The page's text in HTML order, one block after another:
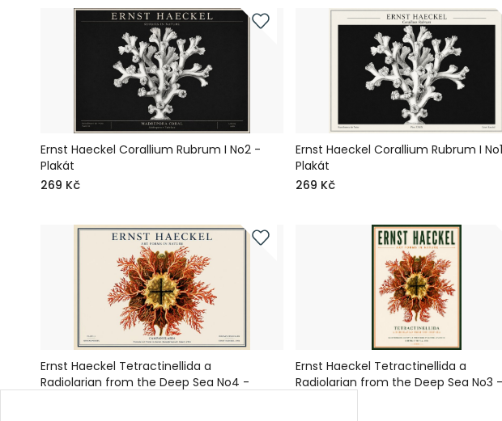
Ernst Haeckel Corallium Rubrum I No2 -
Plakát
269 Kč
Ernst Haeckel Corallium Rubrum I
Plakát
269 Kč
Ernst Haeckel Tetractinellida a
Radiolarian from the Deep Sea No4 -
Ernst Haeckel Tetractinellida a
Radiolarian from the Deep Sea No3 -